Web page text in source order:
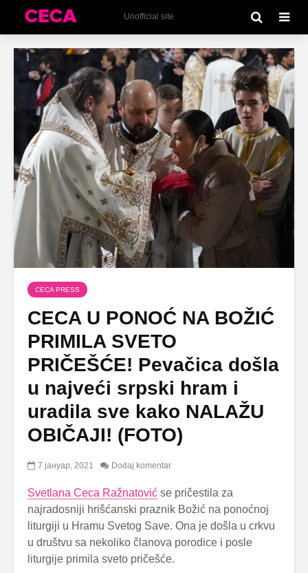
Unofficial site
CECA PRESS
CECA U PONOĆ NA BOŽIĆ
PRIMILA SVETO
PRIČEŠĆE! Pevačica došla
u najveći srpski hram i
uradila sve kako NALAŽU
OBIČAJI! (FOTO)
7 јануар, 2021 Dodaj komentar
Svetlana Ceca Ražnatović se pričestila za
najradosniji hrišćanski praznik Božić na ponoćnoj
liturgiji u Hramu Svetog Save. Ona je došla u crkvu
u društvu sa nekoliko članova porodice i posle
liturgije primila sveto pričešće.